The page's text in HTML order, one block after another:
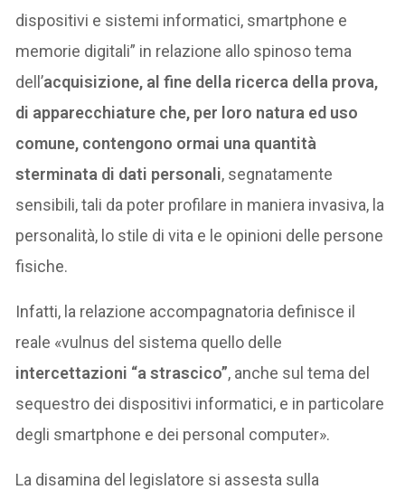
dispositivi e sistemi informatici, smartphone e
memorie digitali” in relazione allo spinoso tema
dell’acquisizione, al fine della ricerca della prova,
di apparecchiature che, per loro natura ed uso
comune, contengono ormai una quantità
sterminata di dati personali, segnatamente
sensibili, tali da poter profilare in maniera invasiva, la
personalità, lo stile di vita e le opinioni delle persone
fisiche.
Infatti, la relazione accompagnatoria definisce il
reale «vulnus del sistema quello delle
intercettazioni “a strascico”, anche sul tema del
sequestro dei dispositivi informatici, e in particolare
degli smartphone e dei personal computer».
La disamina del legislatore si assesta sulla